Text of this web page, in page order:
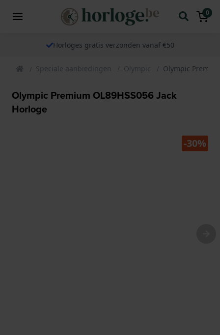
0
Horloges gratis verzonden vanaf €50
Speciale aanbiedingen Olympic Olympic
Olympic Premium OL89HSS056 Jack
Horloge
-30%